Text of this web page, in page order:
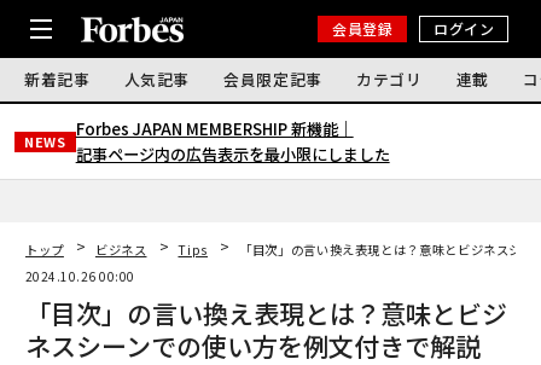
会員登録 ログイン
新着記事 人気記事 会員限定記事 カテゴリ 連載
NEWS
Forbes JAPAN MEMBERSHIP 新機能｜
記事ページ内の広告表示を最小限にしました
トップ ビジネス Tips
「目次」の言い換え表現とは？意味とビジネスシ
2024.10.26 00:00
「目次」の言い換え表現とは？意味とビジ
ネスシーンでの使い方を例文付きで解説